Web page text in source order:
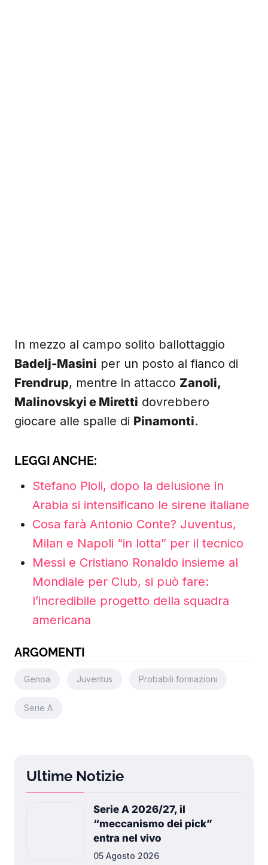
In mezzo al campo solito ballottaggio
Badelj-Masini per un posto al fianco di
Frendrup, mentre in attacco Zanoli,
Malinovskyi e Miretti dovrebbero
giocare alle spalle di Pinamonti.
LEGGI ANCHE:
Stefano Pioli, dopo la delusione in
Arabia si intensificano le sirene italiane
Cosa farà Antonio Conte? Juventus,
Milan e Napoli “in lotta” per il tecnico
Messi e Cristiano Ronaldo insieme al
Mondiale per Club, si può fare:
l’incredibile progetto della squadra
americana
ARGOMENTI
Genoa Juventus Probabili formazioni
Serie A
Ultime Notizie
Serie A 2026/27, il
“meccanismo dei pick”
entra nel vivo
05 Agosto 2026